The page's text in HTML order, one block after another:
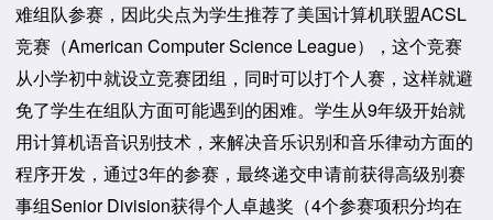
难组队参赛，因此尖点为学生推荐了美国计算机联盟ACSL
竞赛（American Computer Science League），这个竞赛
从小学初中就设立竞赛团组，同时可以打个人赛，这样就避
免了学生在组队方面可能遇到的困难。学生从9年级开始就
用计算机语音识别技术，来解决音乐识别和音乐律动方面的
程序开发，通过3年的参赛，最终递交申请前获得高级别赛
事组Senior Division获得个人卓越奖（4个参赛项积分均在